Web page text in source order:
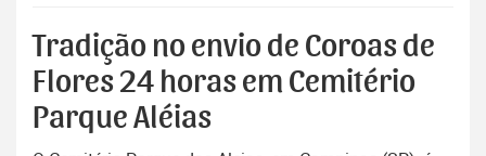
Tradição no envio de Coroas de
Flores 24 horas em Cemitério
Parque Aléias